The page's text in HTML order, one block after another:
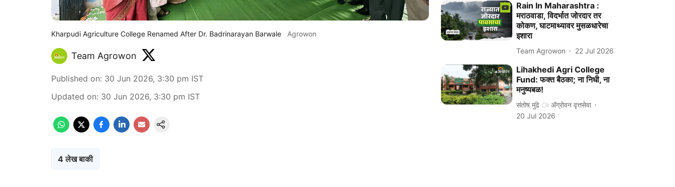
Kharpudi Agriculture College Renamed After Dr. Badrinarayan Barwale Agrowon
Team Agrowon
Published on: 30 Jun 2026, 3:30 pm IST
Updated on: 30 Jun 2026, 3:30 pm IST
4 लेख बाकी
Rain In Maharashtra :
मराठवाडा, विदर्भात जोरदार तर
कोकण, घाटमाथ्यावर मुसळधारेचा
इशारा
Team Agrowon 22 Jul 2026
Lihakhedi Agri College
Fund: फक्त बैठका; ना निधी, ना
मनुष्यबळ!
संतोष मुंढे ः ॲग्रोवन वृत्तसेवा
20 Jul 2026